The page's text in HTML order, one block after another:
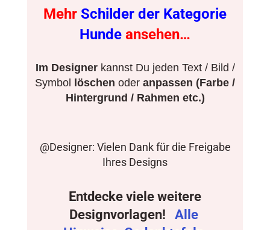
Mehr Schilder der Kategorie
Hunde ansehen…
Im Designerkannst Du jeden Text / Bild /
Symbol löschen oder anpassen (Farbe /
Hintergrund / Rahmen etc.)
@Designer: Vielen Dank für die Freigabe
Ihres Designs
Entdecke viele weitere
Designvorlagen!
Alle